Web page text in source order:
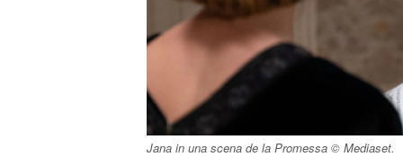
Jana in una scena de la Promessa © Mediaset.